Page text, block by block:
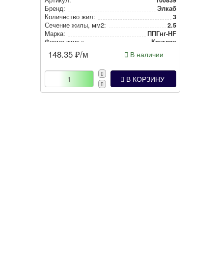
Бренд:
Элкаб
Количество жил:
3
Сечение жилы, мм2:
2.5
Марка:
ППГнг-HF
Форма жилы:
Круглая
148.35 ₽/м В наличии
В КОРЗИНУ